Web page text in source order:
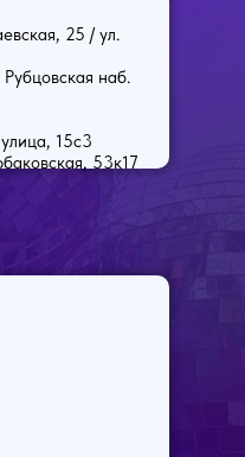
25 / ул.
Рубцовская наб.
15с3
53к17